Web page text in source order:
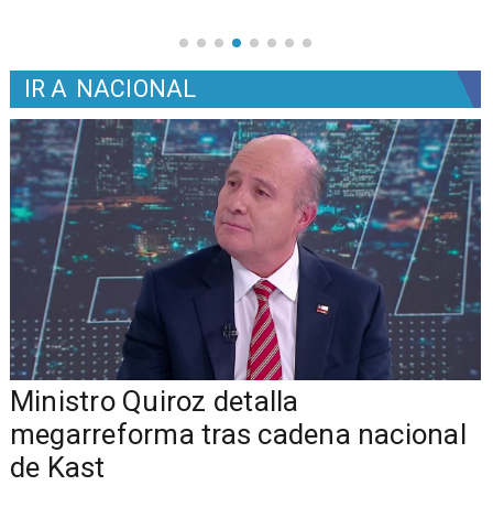
IR A NACIONAL
Ministro Quiroz detalla
megarreforma tras cadena nacional
de Kast